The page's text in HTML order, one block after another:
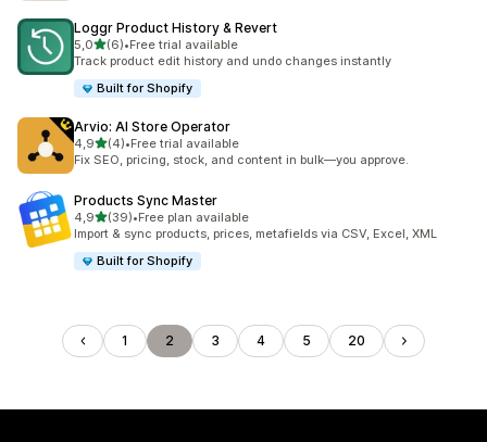
Loggr Product History & Revert
5,0z 5 hvězd
(6)
Celkový počet recenzí: 6
•Free trial available
Track product edit history and undo changes instantly
Built for Shopify
Arvio: AI Store Operator
4,9z 5 hvězd
(4)
Celkový počet recenzí: 4
•Free trial available
Fix SEO, pricing, stock, and content in bulk—you approve.
Products Sync Master
4,9z 5 hvězd
(39)
Celkový počet recenzí: 39
•Free plan available
Import & sync products, prices, metafields via CSV, Excel, XML
Built for Shopify
1 2 3 4 5 20